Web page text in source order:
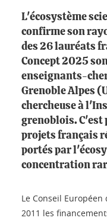
L'écosystème
confirme son
des 26 lauréats
Concept 2025
enseignants-
Grenoble Alpes
chercheuse à
grenoblois. C'est
projets français
portés par
concentration
Le Conseil
2011 les